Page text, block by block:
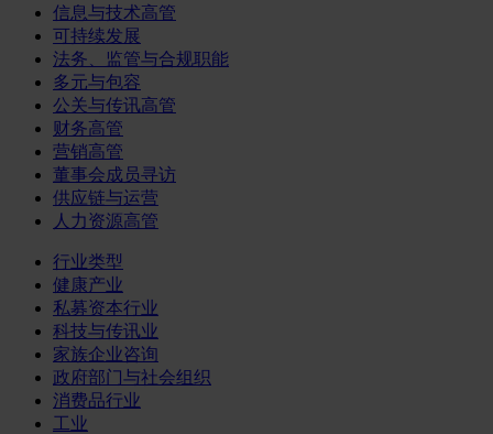
信息与技术高管
可持续发展
法务、监管与合规职能
多元与包容
公关与传讯高管
财务高管
营销高管
董事会成员寻访
供应链与运营
人力资源高管
行业类型
健康产业
私募资本行业
科技与传讯业
家族企业咨询
政府部门与社会组织
消费品行业
工业